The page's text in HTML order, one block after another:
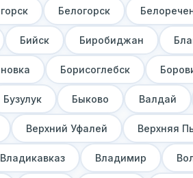
Белогорск
Бийск Биробиджан
Борисоглебск
Бузулук Быково Валдай
Верхний Уфалей Верхняя
Владикавказ Владимир